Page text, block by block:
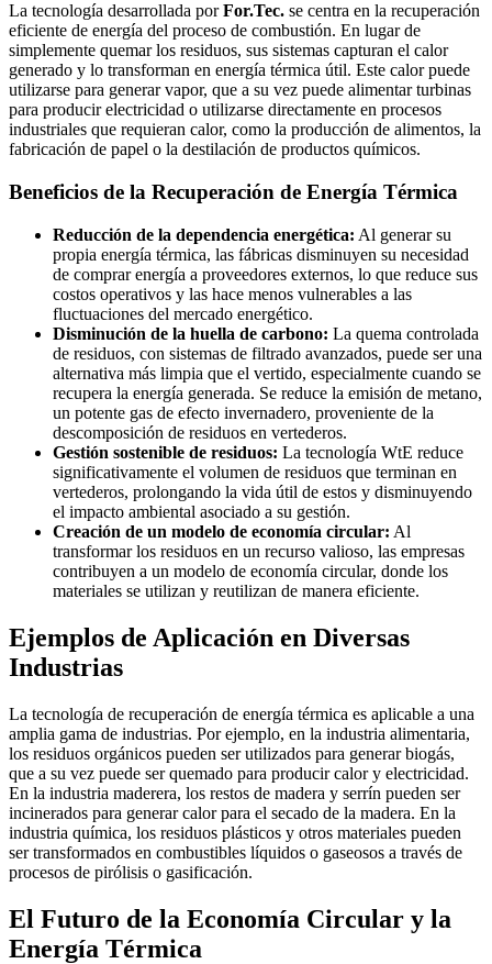
La tecnología desarrollada porFor.Tec. se centra en la recuperación
eficiente de energía del proceso de combustión. En lugar de
simplemente quemar los residuos, sus sistemas capturan el calor
generado y lo transforman en energía térmica útil. Este calor puede
utilizarse para generar vapor, que a su vez puede alimentar turbinas
para producir electricidad o utilizarse directamente en procesos
industriales que requieran calor, como la producción de alimentos, la
fabricación de papel o la destilación de productos químicos.
Beneficios de la Recuperación de Energía Térmica
Reducción de la dependencia energética: Al generar su
propia energía térmica, las fábricas disminuyen su necesidad
de comprar energía a proveedores externos, lo que reduce sus
costos operativos y las hace menos vulnerables a las
fluctuaciones del mercado energético.
Disminución de la huella de carbono: La quema controlada
de residuos, con sistemas de filtrado avanzados, puede ser una
alternativa más limpia que el vertido, especialmente cuando se
recupera la energía generada. Se reduce la emisión de metano,
un potente gas de efecto invernadero, proveniente de la
descomposición de residuos en vertederos.
Gestión sostenible de residuos: La tecnología WtE reduce
significativamente el volumen de residuos que terminan en
vertederos, prolongando la vida útil de estos y disminuyendo
el impacto ambiental asociado a su gestión.
Creación de un modelo de economía circular: Al
transformar los residuos en un recurso valioso, las empresas
contribuyen a un modelo de economía circular, donde los
materiales se utilizan y reutilizan de manera eficiente.
Ejemplos de Aplicación en Diversas
Industrias
La tecnología de recuperación de energía térmica es aplicable a una
amplia gama de industrias. Por ejemplo, en la industria alimentaria,
los residuos orgánicos pueden ser utilizados para generar biogás,
que a su vez puede ser quemado para producir calor y electricidad.
En la industria maderera, los restos de madera y serrín pueden ser
incinerados para generar calor para el secado de la madera. En la
industria química, los residuos plásticos y otros materiales pueden
ser transformados en combustibles líquidos o gaseosos a través de
procesos de pirólisis o gasificación.
El Futuro de la Economía Circular y la
Energía Térmica